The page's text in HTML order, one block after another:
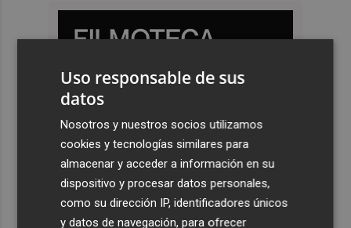
Uso responsable de sus
datos
Nosotros y nuestros socios utilizamos
cookies y tecnologías similares para
almacenar y acceder a información en su
dispositivo y procesar datos personales,
como su dirección IP, identificadores únicos
y datos de navegación, para ofrecer